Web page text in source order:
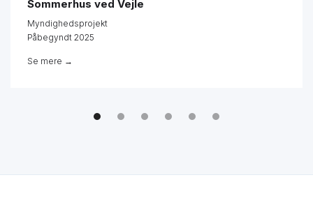
Sommerhus ved Vejle
Myndighedsprojekt
Påbegyndt 2025
Se mere →